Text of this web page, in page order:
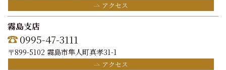
アクセス
霧島支店
0995-47-3111
〒899-5102 霧島市隼人町真孝31-1
アクセス